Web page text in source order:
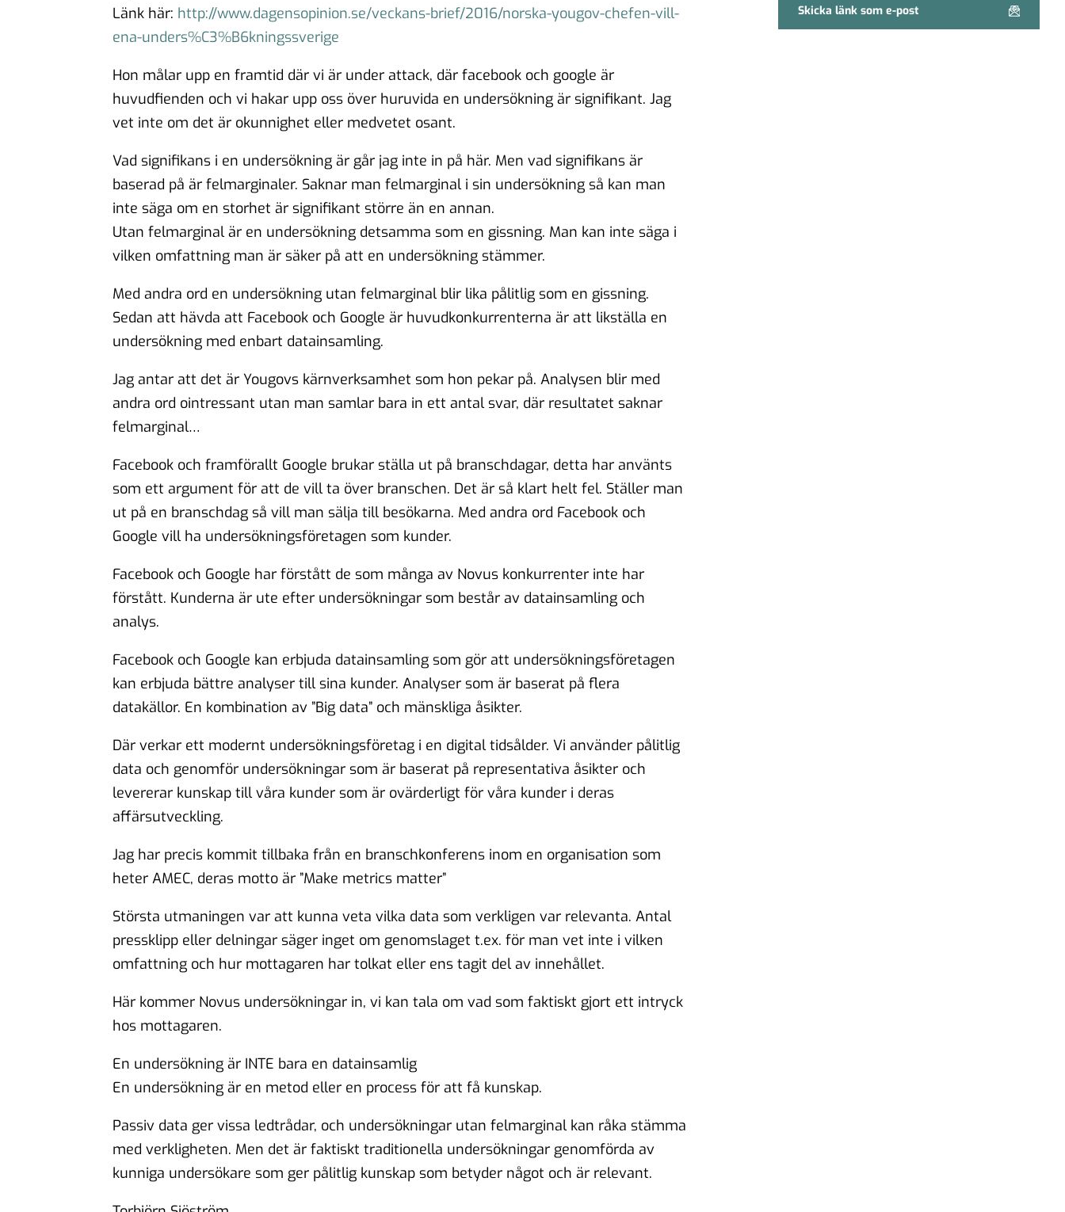
Länk här: http://www.dagensopinion.se/veckans-brief/2016/norska-yougov-chefen-vill-
ena-unders%C3%B6kningssverige
Hon målar upp en framtid där vi är under attack, där facebook och google är
huvudfienden och vi hakar upp oss över huruvida en undersökning är signifikant. Jag
vet inte om det är okunnighet eller medvetet osant.
Vad signifikans i en undersökning är går jag inte in på här. Men vad signifikans är
baserad på är felmarginaler. Saknar man felmarginal i sin undersökning så kan man
inte säga om en storhet är signifikant större än en annan.
Utan felmarginal är en undersökning detsamma som en gissning. Man kan inte säga i
vilken omfattning man är säker på att en undersökning stämmer.
Med andra ord en undersökning utan felmarginal blir lika pålitlig som en gissning.
Sedan att hävda att Facebook och Google är huvudkonkurrenterna är att likställa en
undersökning med enbart datainsamling.
Jag antar att det är Yougovs kärnverksamhet som hon pekar på. Analysen blir med
andra ord ointressant utan man samlar bara in ett antal svar, där resultatet saknar
felmarginal…
Facebook och framförallt Google brukar ställa ut på branschdagar, detta har använts
som ett argument för att de vill ta över branschen. Det är så klart helt fel. Ställer man
ut på en branschdag så vill man sälja till besökarna. Med andra ord Facebook och
Google vill ha undersökningsföretagen som kunder.
Facebook och Google har förstått de som många av Novus konkurrenter inte har
förstått. Kunderna är ute efter undersökningar som består av datainsamling och
analys.
Facebook och Google kan erbjuda datainsamling som gör att undersökningsföretagen
kan erbjuda bättre analyser till sina kunder. Analyser som är baserat på flera
datakällor. En kombination av ”Big data” och mänskliga åsikter.
Där verkar ett modernt undersökningsföretag i en digital tidsålder. Vi använder pålitlig
data och genomför undersökningar som är baserat på representativa åsikter och
levererar kunskap till våra kunder som är ovärderligt för våra kunder i deras
affärsutveckling.
Jag har precis kommit tillbaka från en branschkonferens inom en organisation som
heter AMEC, deras motto är ”Make metrics matter”
Största utmaningen var att kunna veta vilka data som verkligen var relevanta. Antal
pressklipp eller delningar säger inget om genomslaget t.ex. för man vet inte i vilken
omfattning och hur mottagaren har tolkat eller ens tagit del av innehållet.
Här kommer Novus undersökningar in, vi kan tala om vad som faktiskt gjort ett intryck
hos mottagaren.
En undersökning är INTE bara en datainsamlig
En undersökning är en metod eller en process för att få kunskap.
Passiv data ger vissa ledtrådar, och undersökningar utan felmarginal kan råka stämma
med verkligheten. Men det är faktiskt traditionella undersökningar genomförda av
kunniga undersökare som ger pålitlig kunskap som betyder något och är relevant.
Skicka länk som e-post